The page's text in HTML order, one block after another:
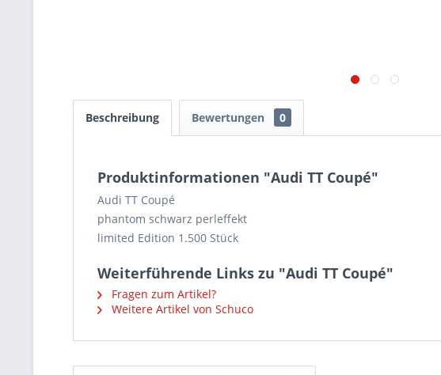
Beschreibung Bewertungen 0
Produktinformationen "Audi TT Coupé"
Audi TT Coupé
phantom schwarz perleffekt
limited Edition 1.500 Stück
Weiterführende Links zu "Audi TT Coupé"
Fragen zum Artikel?
Weitere Artikel von Schuco